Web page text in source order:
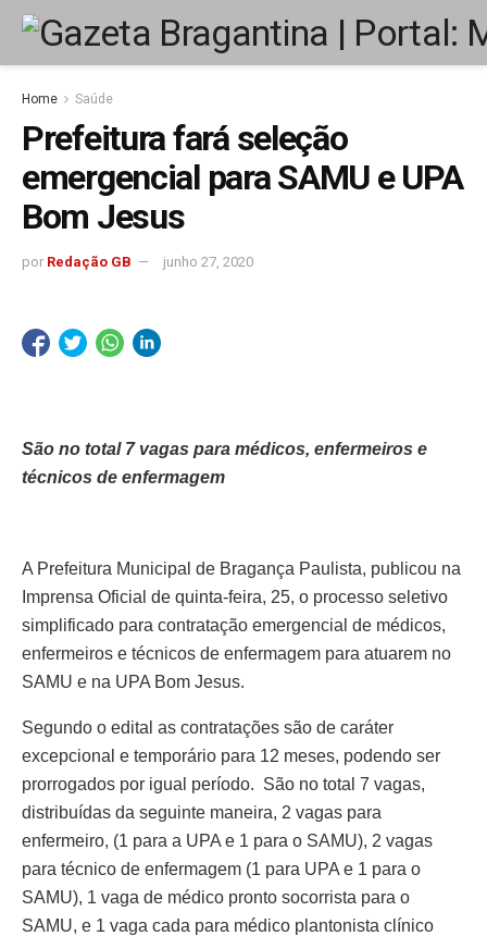
Home Saúde
Prefeitura fará seleção
emergencial para SAMU e UPA
Bom Jesus
por Redação GB junho 27, 2020
São no total 7 vagas para médicos, enfermeiros e
técnicos de enfermagem
A Prefeitura Municipal de Bragança Paulista, publicou na
Imprensa Oficial de quinta-feira, 25, o processo seletivo
simplificado para contratação emergencial de médicos,
enfermeiros e técnicos de enfermagem para atuarem no
SAMU e na UPA Bom Jesus.
Segundo o edital as contratações são de caráter
excepcional e temporário para 12 meses, podendo ser
prorrogados por igual período. São no total 7 vagas,
distribuídas da seguinte maneira, 2 vagas para
enfermeiro, (1 para a UPA e 1 para o SAMU), 2 vagas
para técnico de enfermagem (1 para UPA e 1 para o
SAMU), 1 vaga de médico pronto socorrista para o
SAMU, e 1 vaga cada para médico plantonista clínico